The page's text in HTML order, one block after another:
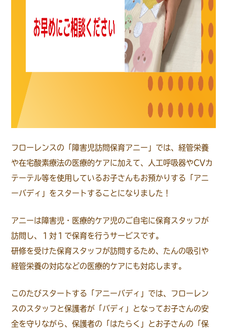
フローレンスの「障害児訪問保育アニー」では、経管栄養
や在宅酸素療法の医療的ケアに加えて、人工呼吸器やCVカ
テーテル等を使用しているお子さんもお預かりする「アニ
ーバディ」をスタートすることになりました！
アニーは障害児・医療的ケア児のご自宅に保育スタッフが
訪問し、１対１で保育を行うサービスです。
研修を受けた保育スタッフが訪問するため、たんの吸引や
経管栄養の対応などの医療的ケアにも対応します。
このたびスタートする「アニーバディ」では、フローレン
スのスタッフと保護者が「バディ」となってお子さんの安
全を守りながら、保護者の「はたらく」とお子さんの「保